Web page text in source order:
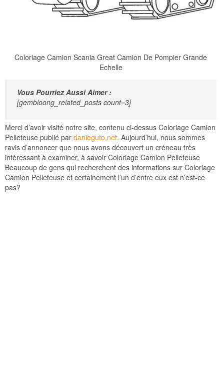
Coloriage Camion Scania Great Camion De Pompier Grande
Echelle
Vous Pourriez Aussi Aimer :
[gembloong_related_posts count=3]
Merci d’avoir visité notre site, contenu ci-dessus Coloriage Camion
Pelleteuse publié par danieguto,net. Aujourd’hui, nous sommes
ravis d’annoncer que nous avons découvert un créneau très
intéressant à examiner, à savoir Coloriage Camion Pelleteuse
Beaucoup de gens qui recherchent des informations sur Coloriage
Camion Pelleteuse et certainement l’un d’entre eux est n’est-ce
pas?